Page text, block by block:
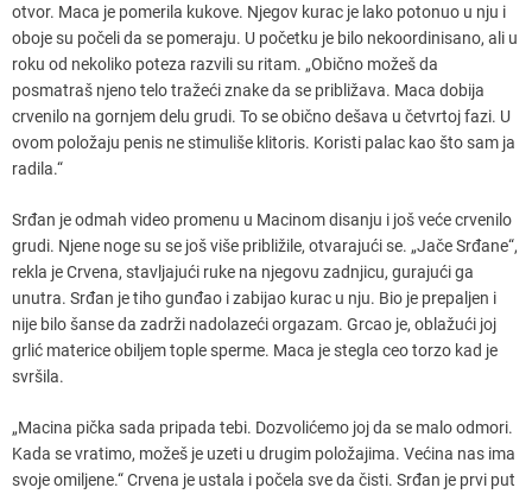
otvor. Maca je pomerila kukove. Njegov kurac je lako potonuo u nju i
oboje su počeli da se pomeraju. U početku je bilo nekoordinisano, ali u
roku od nekoliko poteza razvili su ritam. „Obično možeš da
posmatraš njeno telo tražeći znake da se približava. Maca dobija
crvenilo na gornjem delu grudi. To se obično dešava u četvrtoj fazi. U
ovom položaju penis ne stimuliše klitoris. Koristi palac kao što sam ja
radila.“
Srđan je odmah video promenu u Macinom disanju i još veće crvenilo
grudi. Njene noge su se još više približile, otvarajući se. „Jače Srđane“,
rekla je Crvena, stavljajući ruke na njegovu zadnjicu, gurajući ga
unutra. Srđan je tiho gunđao i zabijao kurac u nju. Bio je prepaljen i
nije bilo šanse da zadrži nadolazeći orgazam. Grcao je, oblažući joj
grlić materice obiljem tople sperme. Maca je stegla ceo torzo kad je
svršila.
„Macina pička sada pripada tebi. Dozvolićemo joj da se malo odmori.
Kada se vratimo, možeš je uzeti u drugim položajima. Većina nas ima
svoje omiljene.“ Crvena je ustala i počela sve da čisti. Srđan je prvi put